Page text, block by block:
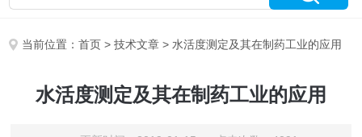
当前位置：首页 >技术文章 > 水活度测定及其在制药工业的应用
水活度测定及其在制药工业的应用